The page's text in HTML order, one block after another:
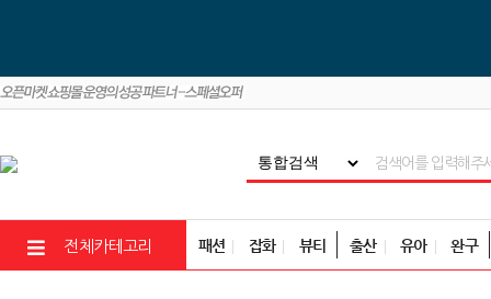
전체카테고리 패션 잡화 뷰티 출산 유아 완구